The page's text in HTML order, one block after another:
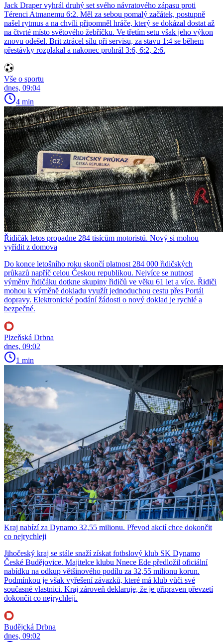
Jack Draper vyhrál druhý set svého návratového zápasu proti
Térenci Atmanemu 6:2. Měl za sebou pomalý začátek, postupně
našel rytmus a na chvíli připomněl hráče, který se dokázal dostat až
na čtvrté místo světového žebříčku. Ve třetím setu však jeho výkon
znovu odešel. Brit ztrácel sílu při servisu, za stavu 1:4 se během
přestávky rozplakal a nakonec prohrál 3:6, 6:2, 2:6.
Vše o sportu
dnes, 09:04
4 min
Řidičák letos propadne 284 tisícům motoristů. Nový si mohou
vyřídit z domova
Do konce letošního roku skončí platnost 284 000 řidičských
průkazů napříč celou Českou republikou. Nejvíce se nutnost
výměny řidičáku dotkne skupiny řidičů ve věku 61 let a více. Řidiči
mohou k výměně dokladu využít jednoduchou cestu přes Portál
dopravy. Elektronické podání žádosti o nový doklad je rychlé a
bezpečné.
Plzeňská Drbna
dnes, 09:02
1 min
Kraj nabízí za Dynamo 32,55 milionu. Převod akcií chce dokončit
co nejrychleji
Jihočeský kraj se stále snaží získat fotbslový klub SK Dynamo
České Budějovice. Majitelce klubu Nnece Ede předložil oficiální
nabídku na odkup většinového podílu za 32,55 milionu korun.
Podmínkou je však vyřešení závazků, které má klub vůči své
současné vlastnici. Kraj zároveň deklaruje, že je připraven převzetí
dokončit co nejrychleji.
Budějcká Drbna
dnes, 09:02